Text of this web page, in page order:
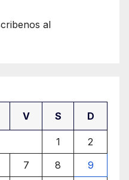
al
V S D
1
2
7 8
9